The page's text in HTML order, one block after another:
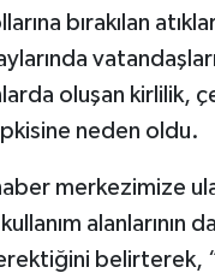
bırakılan
oluşan kirlilik,
neden oldu.
merkezimize
alanlarının
belirterek,